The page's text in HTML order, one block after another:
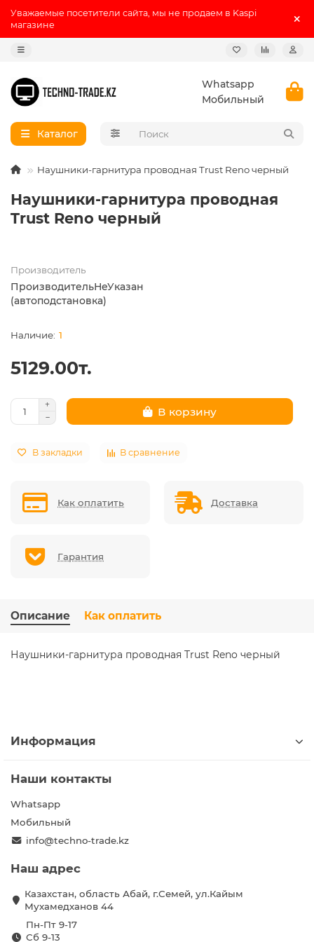
Уважаемые посетители сайта, мы не продаем в Kaspi
магазине
Whatsapp
Мобильный
Каталог
Наушники-гарнитура проводная Trust Reno черный
Наушники-гарнитура проводная
Trust Reno черный
Производитель
ПроизводительНеУказан
(автоподстановка)
1
5129.00т.
В корзину
В закладки В сравнение
Как оплатить Доставка
Гарантия
Описание Как оплатить
Наушники-гарнитура проводная Trust Reno черный
Информация
Наши контакты
Whatsapp
Мобильный
info@techno-trade.kz
Наш адрес
Казахстан, область Абай, г.Семей, ул.Кайым
Мухамедханов 44
Пн-Пт 9-17
Сб 9-13